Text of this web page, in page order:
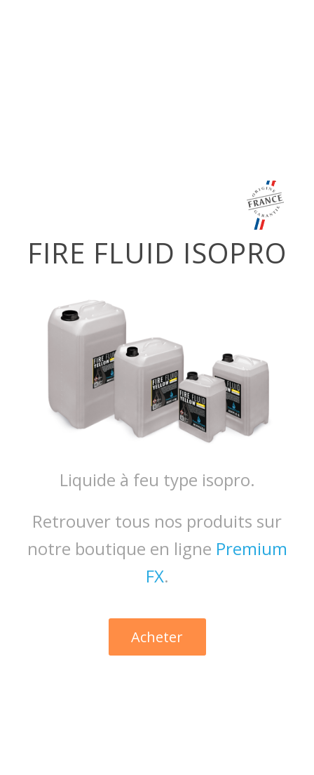
FIRE FLUID ISOPRO
Liquide à feu type isopro.
Retrouver tous nos produits sur
notre boutique en ligne Premium
FX.
Acheter